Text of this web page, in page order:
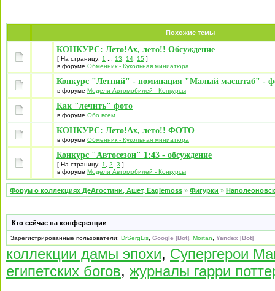
Похожие темы
КОНКУРС: Лето!Ах, лето!! Обсуждение
[ На страницу: 1 13 14 15 ]
в форуме Обменник - Кукольная миниатюра
Конкурс "Летний" - номинация "Малый масштаб" -
в форуме Модели Автомобилей - Конкурсы
Как "лечить" фото
в форуме Обо всем
КОНКУРС: Лето!Ах, лето!! ФОТО
в форуме Обменник - Кукольная миниатюра
Конкурс "Автосезон" 1:43 - обсуждение
[ На страницу: 1 2 3 ]
в форуме Модели Автомобилей - Конкурсы
Форум о коллекциях ДеАгостини, Ашет, Eaglemoss » Фигурки »
Кто сейчас на конференции
Зарегистрированные пользователи: DrSergLis Google [Bot] Mortan Yandex [Bot]
коллекции дамы эпохи, Супергерои
египетских богов, журналы гарри